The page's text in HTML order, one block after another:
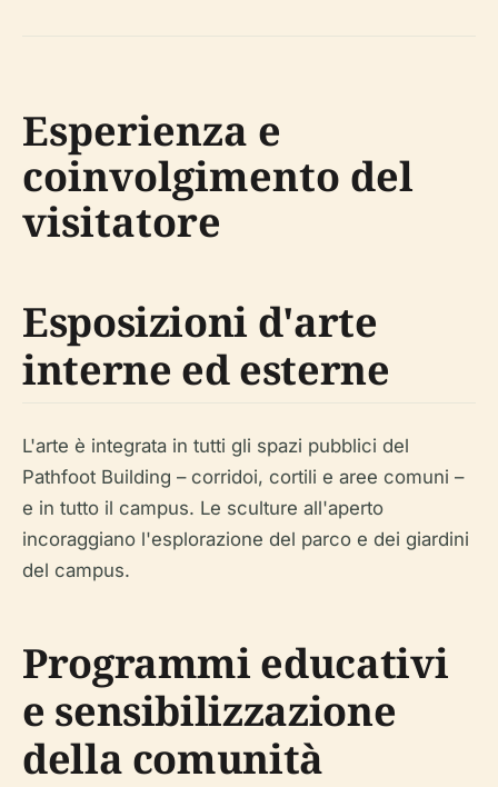
Esperienza e
coinvolgimento del
visitatore
Esposizioni d'arte
interne ed esterne
L'arte è integrata in tutti gli spazi pubblici del
Pathfoot Building – corridoi, cortili e aree comuni –
e in tutto il campus. Le sculture all'aperto
incoraggiano l'esplorazione del parco e dei giardini
del campus.
Programmi educativi
e sensibilizzazione
della comunità